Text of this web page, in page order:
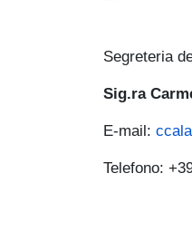
Segreteria
Sig.ra
E-mail:
Telefono: